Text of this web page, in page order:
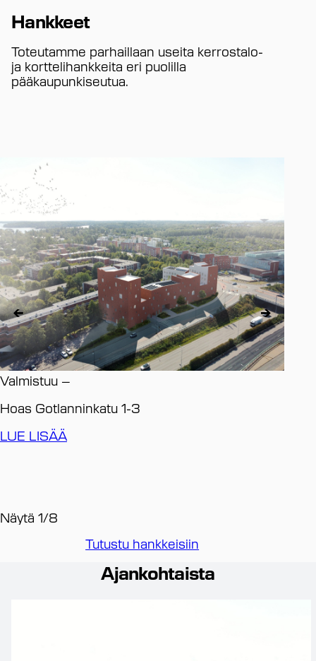
Hankkeet
Toteutamme parhaillaan useita kerrostalo-
ja korttelihankkeita eri puolilla
pääkaupunkiseutua.
Valmistuu –
Hoas Gotlanninkatu 1-3
LUE LISÄÄ
Näytä 1/8
Tutustu hankkeisiin
Ajankohtaista